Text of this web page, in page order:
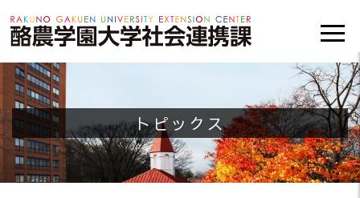
トピックス